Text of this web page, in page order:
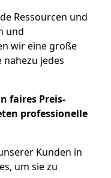
Ressourcen und
und
wir eine große
jedes
faires Preis-
professionelle
Kunden in
um sie zu